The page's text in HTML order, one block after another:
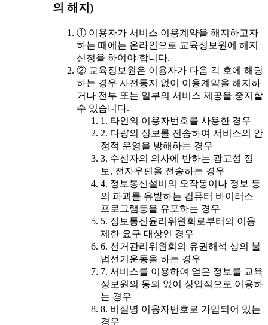
의 해지)
① 이용자가 서비스 이용계약을 해지하고자
하는 때에는 온라인으로 교육정보원에 해지
신청을 하여야 합니다.
② 교육정보원은 이용자가 다음 각 호에 해당
하는 경우 사전통지 없이 이용계약을 해지하
거나 전부 또는 일부의 서비스 제공을 중지할
수 있습니다.
1. 타인의 이용자번호를 사용한 경우
2. 다량의 정보를 전송하여 서비스의 안
정적 운영을 방해하는 경우
3. 수신자의 의사에 반하는 광고성 정
보, 전자우편을 전송하는 경우
4. 정보통신설비의 오작동이나 정보 등
의 파괴를 유발하는 컴퓨터 바이러스
프로그램등을 유포하는 경우
5. 정보통신윤리위원회로부터의 이용
제한 요구 대상인 경우
6. 선거관리위원회의 유권해석 상의 불
법선거운동을 하는 경우
7. 서비스를 이용하여 얻은 정보를 교육
정보원의 동의 없이 상업적으로 이용하
는 경우
8. 비실명 이용자번호로 가입되어 있는
경우